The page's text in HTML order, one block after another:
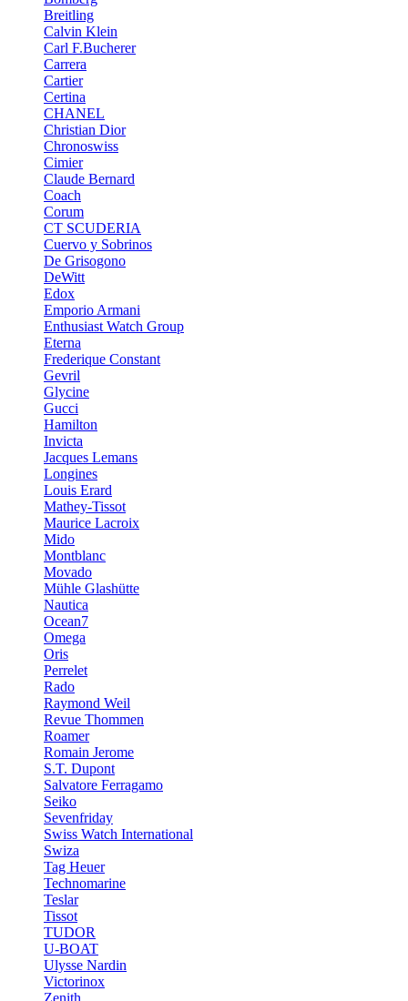
Breitling
Calvin Klein
Carl F.Bucherer
Carrera
Cartier
Certina
CHANEL
Christian Dior
Chronoswiss
Cimier
Claude Bernard
Coach
Corum
CT SCUDERIA
Cuervo y Sobrinos
De Grisogono
DeWitt
Edox
Emporio Armani
Enthusiast Watch Group
Eterna
Frederique Constant
Gevril
Glycine
Gucci
Hamilton
Invicta
Jacques Lemans
Longines
Louis Erard
Mathey-Tissot
Maurice Lacroix
Mido
Montblanc
Movado
Mühle Glashütte
Nautica
Ocean7
Omega
Oris
Perrelet
Rado
Raymond Weil
Revue Thommen
Roamer
Romain Jerome
S.T. Dupont
Salvatore Ferragamo
Seiko
Sevenfriday
Swiss Watch International
Swiza
Tag Heuer
Technomarine
Teslar
Tissot
TUDOR
U-BOAT
Ulysse Nardin
Victorinox
Zenith